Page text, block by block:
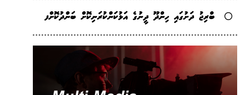
ބްރިޖު ދަށުގައި ހިންދޫ ދީނުގެ އަޅުކަންކުރަނިކޮށް ބަންދުކޮށްފ